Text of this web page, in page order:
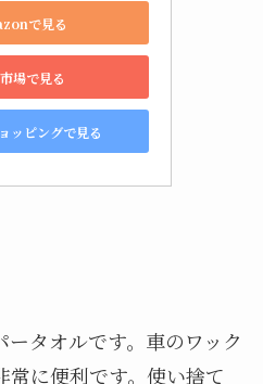
で見る
場で見る
ッピングで見る
タオルです。車のワック
常に便利です。使い捨て